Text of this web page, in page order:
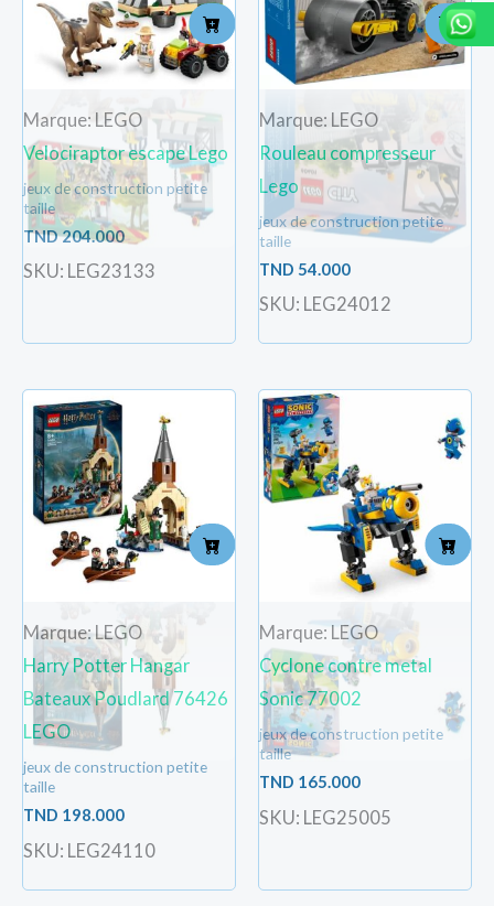
Marque: LEGO
Velociraptor escape Lego
jeux de construction petite
taille
TND204.000
SKU: LEG23133
Marque: LEGO
Rouleau compresseur
Lego
jeux de construction petite
taille
TND 54.000
SKU: LEG24012
Marque: LEGO
Harry Potter Hangar
Bateaux Poudlard 76426
LEGO
jeux de construction petite
taille
TND 198.000
SKU: LEG24110
Marque: LEGO
Cyclone contre metal
Sonic 77002
jeux de construction petite
taille
TND 165.000
SKU: LEG25005